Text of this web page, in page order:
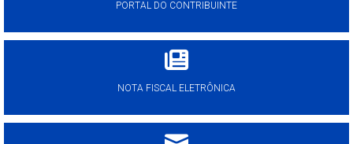
PORTAL DO CONTRIBUINTE
NOTA FISCAL ELETRÔNICA